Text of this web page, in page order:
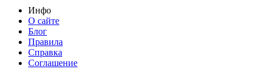
Инфо
О сайте
Блог
Правила
Справка
Соглашение